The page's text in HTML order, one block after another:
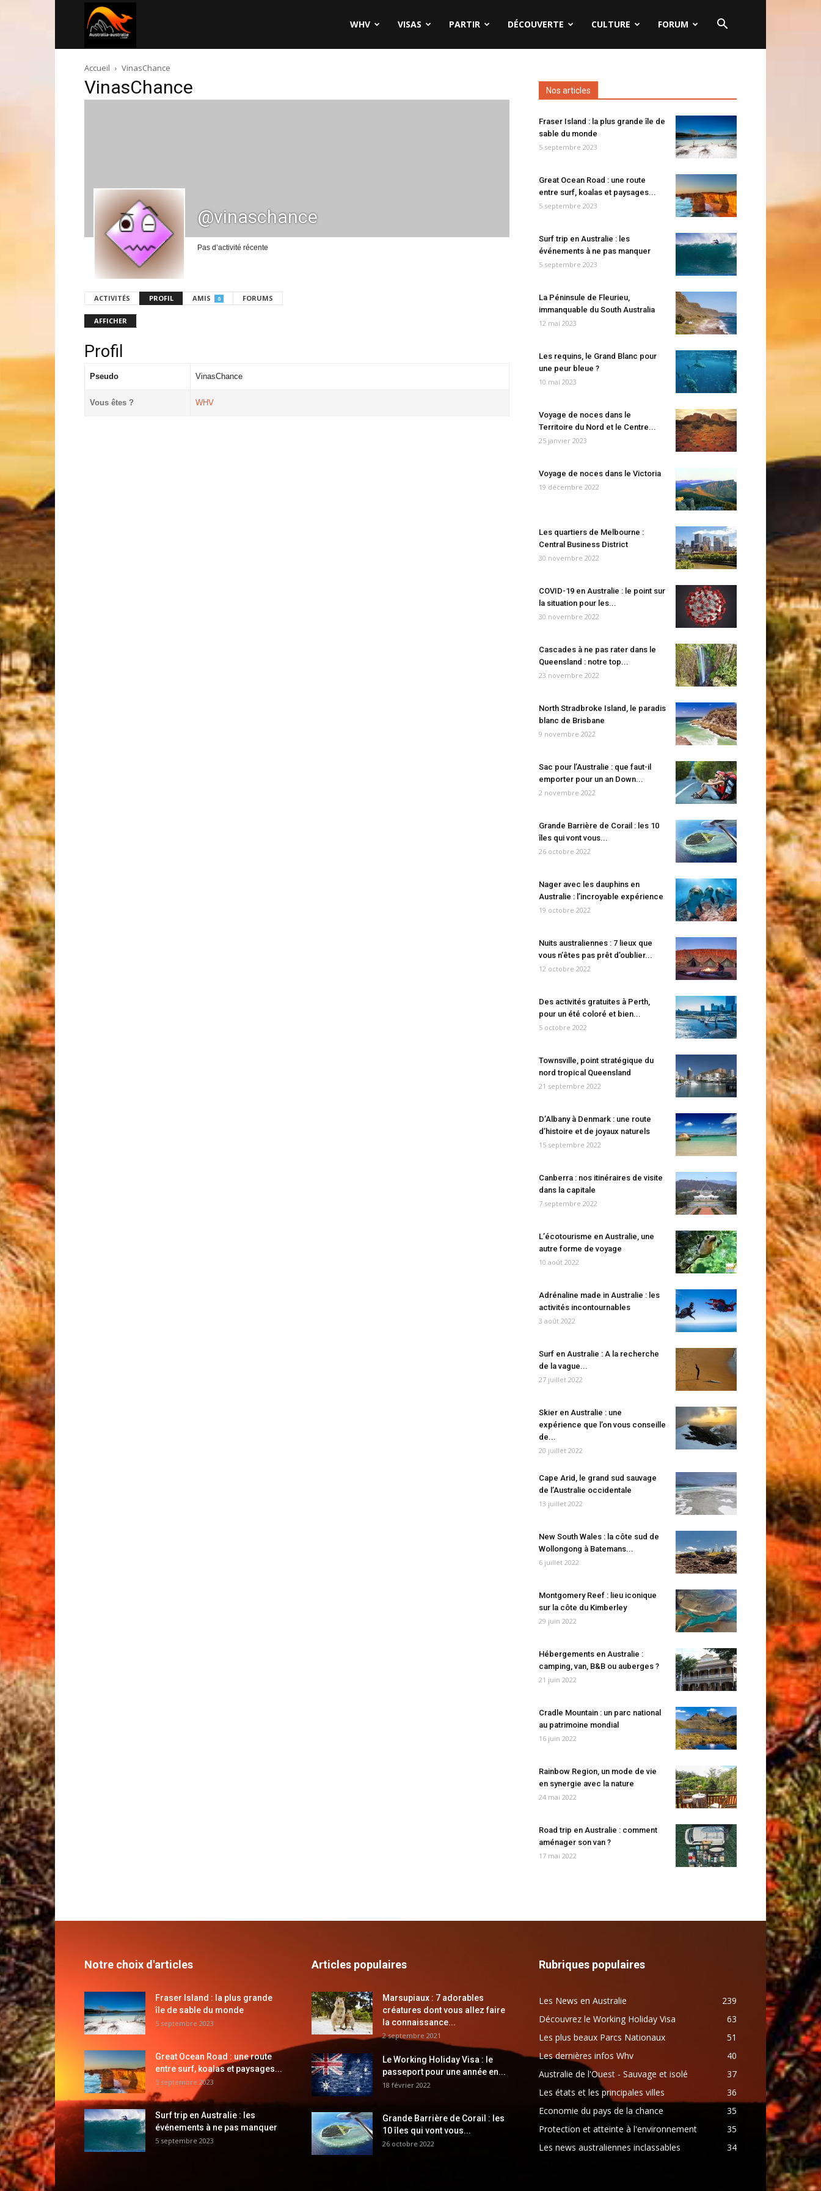
australie.com
WHV VISAS PARTIR DÉCOUVERTE CULTURE FORUM
Accueil VinasChance
VinasChance
@vinaschance
Pas d’activité récente
ACTIVITÉS PROFIL AMIS 0 FORUMS
AFFICHER
Profil
Pseudo VinasChance
Vous êtes ? WHV
Nos articles
Fraser Island : la plus grande île de
sable du monde
5 septembre 2023
Great Ocean Road : une route
entre surf, koalas et paysages...
5 septembre 2023
Surf trip en Australie : les
événements à ne pas manquer
5 septembre 2023
La Péninsule de Fleurieu,
immanquable du South Australia
12 mai 2023
Les requins, le Grand Blanc pour
une peur bleue ?
10 mai 2023
Voyage de noces dans le
Territoire du Nord et le Centre...
25 janvier 2023
Voyage de noces dans le Victoria
19 décembre 2022
Les quartiers de Melbourne :
Central Business District
30 novembre 2022
COVID-19 en Australie : le point sur
la situation pour les...
30 novembre 2022
Cascades à ne pas rater dans le
Queensland : notre top...
23 novembre 2022
North Stradbroke Island, le paradis
blanc de Brisbane
9 novembre 2022
Sac pour l’Australie : que faut-il
emporter pour un an Down...
2 novembre 2022
Grande Barrière de Corail : les 10
îles qui vont vous...
26 octobre 2022
Nager avec les dauphins en
Australie : l’incroyable expérience
19 octobre 2022
Nuits australiennes : 7 lieux que
vous n’êtes pas prêt d’oublier...
12 octobre 2022
Des activités gratuites à Perth,
pour un été coloré et bien...
5 octobre 2022
Townsville, point stratégique du
nord tropical Queensland
21 septembre 2022
D’Albany à Denmark : une route
d’histoire et de joyaux naturels
15 septembre 2022
Canberra : nos itinéraires de visite
dans la capitale
7 septembre 2022
L’écotourisme en Australie, une
autre forme de voyage
10 août 2022
Adrénaline made in Australie : les
activités incontournables
3 août 2022
Surf en Australie : A la recherche
de la vague...
27 juillet 2022
Skier en Australie : une
expérience que l’on vous conseille
de...
20 juillet 2022
Cape Arid, le grand sud sauvage
de l’Australie occidentale
13 juillet 2022
New South Wales : la côte sud de
Wollongong à Batemans...
6 juillet 2022
Montgomery Reef : lieu iconique
sur la côte du Kimberley
29 juin 2022
Hébergements en Australie :
camping, van, B&B ou auberges ?
21 juin 2022
Cradle Mountain : un parc national
au patrimoine mondial
16 juin 2022
Rainbow Region, un mode de vie
en synergie avec la nature
24 mai 2022
Road trip en Australie : comment
aménager son van ?
17 mai 2022
Notre choix d'articles
Fraser Island : la plus grande
île de sable du monde
5 septembre 2023
Great Ocean Road : une route
entre surf, koalas et paysages...
5 septembre 2023
Surf trip en Australie : les
événements à ne pas manquer
5 septembre 2023
Articles populaires
Marsupiaux : 7 adorables
créatures dont vous allez faire
la connaissance...
2 septembre 2021
Le Working Holiday Visa : le
passeport pour une année en...
18 février 2022
Grande Barrière de Corail : les
10 îles qui vont vous...
26 octobre 2022
Rubriques populaires
Les News en Australie
239
Découvrez le Working Holiday Visa
63
Les plus beaux Parcs Nationaux
51
Les dernières infos Whv
40
Australie de l'Ouest - Sauvage et isolé
37
Les états et les principales villes
36
Economie du pays de la chance
35
Protection et atteinte à l'environnement
35
Les news australiennes inclassables
34